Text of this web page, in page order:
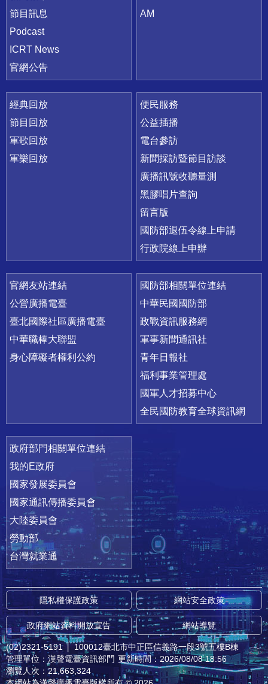
節目訊息
Podcast
ICRT News
官網公告
AM
經典回放
節目回放
軍歌回放
軍樂回放
便民服務
公益插播
電台參訪
新聞採訪暨節目訪談
廣播訊號收聽量測
黑膠唱片查詢
留言版
國防部退伍令線上申請
行政院線上申辦
官網友站連結
公營廣播電臺
臺北國際社區廣播電臺
中華職棒大聯盟
身心障礙者權利公約
國防部相關單位連結
中華民國國防部
政戰資訊服務網
軍事新聞通訊社
青年日報社
福利事業管理處
國軍人才招募中心
全民國防教育全球資訊網
政府部門相關單位連結
我的E政府
國家發展委員會
國家通訊傳播委員會
大陸委員會
勞動部
台灣就業通
隱私權保護政策 網站安全政策
政府網站資料開放宣告 網站導覽
(02)2321-5191 │ 100012臺北市中正區信義路一段3號五樓B棟
管理單位：漢聲電臺資訊部門 更新時間：2026/08/08 18:56
瀏覽人次：21,663,324